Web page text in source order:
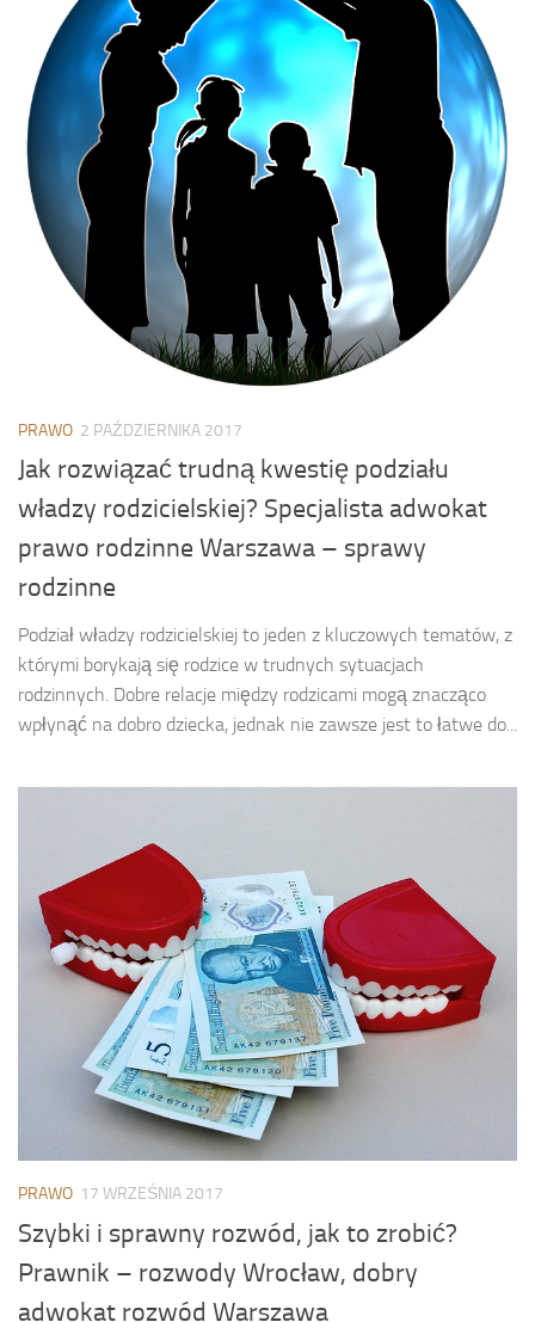
PRAWO 2 PAŹDZIERNIKA 2017
Jak rozwiązać trudną kwestię podziału
władzy rodzicielskiej? Specjalista adwokat
prawo rodzinne Warszawa – sprawy
rodzinne
Podział władzy rodzicielskiej to jeden z kluczowych tematów, z
którymi borykają się rodzice w trudnych sytuacjach
rodzinnych. Dobre relacje między rodzicami mogą znacząco
wpłynąć na dobro dziecka, jednak nie zawsze jest to łatwe do...
PRAWO 17 WRZEŚNIA 2017
Szybki i sprawny rozwód, jak to zrobić?
Prawnik – rozwody Wrocław, dobry
adwokat rozwód Warszawa